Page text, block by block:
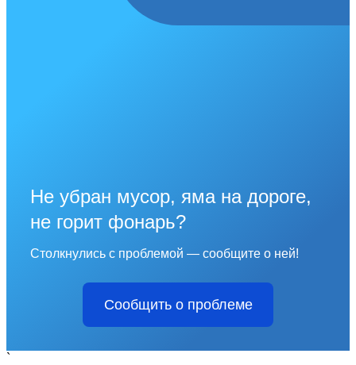
Не убран мусор, яма на дороге,
не горит фонарь?
Столкнулись с проблемой — сообщите о ней!
Сообщить о проблеме
`